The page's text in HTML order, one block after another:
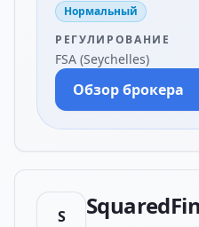
Нормальный
РЕГУЛИРОВАНИЕ
FSA (Seychelles)
Обзор брокера
S